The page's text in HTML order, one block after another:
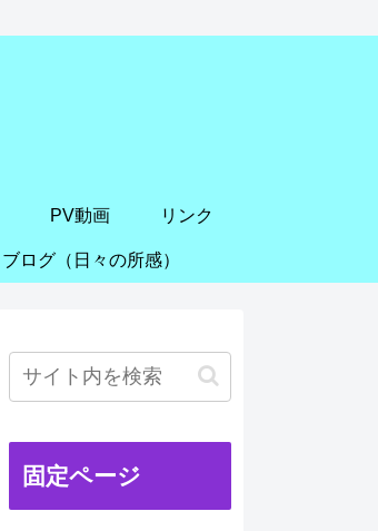
PV動画 リンク
ブログ（日々の所感）
固定ページ